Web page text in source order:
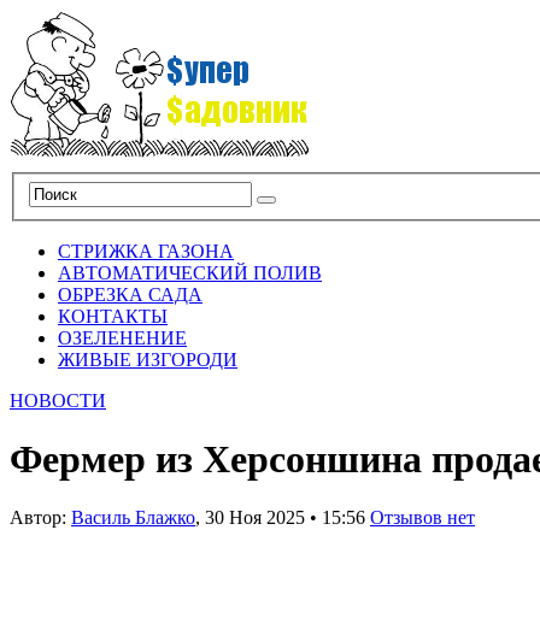
СТРИЖКА ГАЗОНА
АВТОМАТИЧЕСКИЙ ПОЛИВ
ОБРЕЗКА САДА
КОНТАКТЫ
ОЗЕЛЕНЕНИЕ
ЖИВЫЕ ИЗГОРОДИ
НОВОСТИ
Фермер из Херсоншина
Автор: Василь Блажко, 30 Ноя 2025 • 15:56 Отзывов нет